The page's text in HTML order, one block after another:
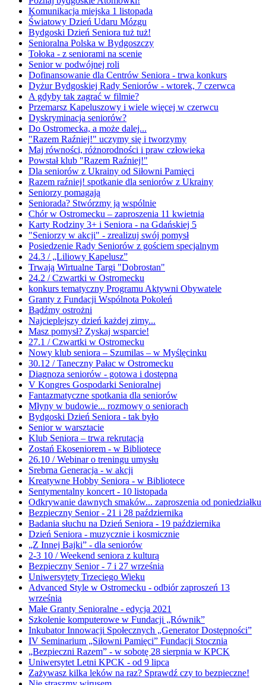
Komunikacja miejska 1 listopada
Światowy Dzień Udaru Mózgu
Bydgoski Dzień Seniora tuż tuż!
Senioralna Polska w Bydgoszczy
Tołoka - z seniorami na scenie
Senior w podwójnej roli
Dofinansowanie dla Centrów Seniora - trwa konkurs
Dyżur Bydgoskiej Rady Seniorów - wtorek, 7 czerwca
A gdyby tak zagrać w filmie?
Przemarsz Kapeluszowy i wiele więcej w czerwcu
Dyskryminacja seniorów?
Do Ostromecka, a może dalej...
"Razem Raźniej!" uczymy się i tworzymy
Maj równości, różnorodności i praw człowieka
Powstał klub "Razem Raźniej!"
Dla seniorów z Ukrainy od Siłowni Pamięci
Razem raźniej! spotkanie dla seniorów z Ukrainy
Seniorzy pomagają
Seniorada? Stwórzmy ją wspólnie
Chór w Ostromecku – zaproszenia 11 kwietnia
Karty Rodziny 3+ i Seniora - na Gdańskiej 5
"Seniorzy w akcji" - zrealizuj swój pomysł
Posiedzenie Rady Seniorów z gościem specjalnym
24.3 / „Liliowy Kapelusz”
Trwają Wirtualne Targi "Dobrostan"
24.2 / Czwartki w Ostromecku
konkurs tematyczny Programu Aktywni Obywatele
Granty z Fundacji Wspólnota Pokoleń
Bądźmy ostrożni
Najcieplejszy dzień każdej zimy...
Masz pomysł? Zyskaj wsparcie!
27.1 / Czwartki w Ostromecku
Nowy klub seniora – Szumilas – w Myślęcinku
30.12 / Taneczny Pałac w Ostromecku
Diagnoza seniorów - gotowa i dostępna
V Kongres Gospodarki Senioralnej
Fantazmatyczne spotkania dla seniorów
Młyny w budowie... rozmowy o seniorach
Bydgoski Dzień Seniora - tak było
Senior w warsztacie
Klub Seniora – trwa rekrutacja
Zostań Ekoseniorem - w Bibliotece
26.10 / Webinar o treningu umysłu
Srebrna Generacja - w akcji
Kreatywne Hobby Seniora - w Bibliotece
Sentymentalny koncert - 10 listopada
Odkrywanie dawnych smaków... zaproszenia od poniedziałku
Bezpieczny Senior - 21 i 28 października
Badania słuchu na Dzień Seniora - 19 października
Dzień Seniora - muzycznie i kosmicznie
„Z Innej Bajki” - dla seniorów
2-3 10 / Weekend seniora z kulturą
Bezpieczny Senior - 7 i 27 września
Uniwersytety Trzeciego Wieku
Advanced Style w Ostromecku - odbiór zaproszeń 13
września
Małe Granty Senioralne - edycja 2021
Szkolenie komputerowe w Fundacji „Równik”
Inkubator Innowacji Społecznych „Generator Dostępności”
IV Seminarium „Siłowni Pamięci” Fundacji Stocznia
„Bezpieczni Razem” - w sobotę 28 sierpnia w KPCK
Uniwersytet Letni KPCK - od 9 lipca
Zażywasz kilka leków na raz? Sprawdź czy to bezpieczne!